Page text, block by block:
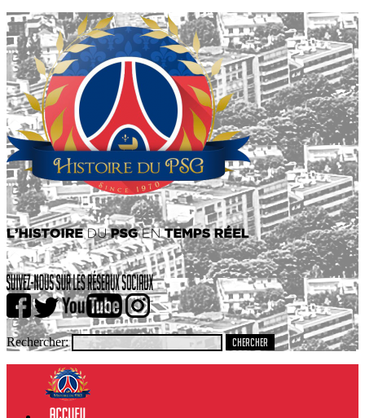
Rechercher: